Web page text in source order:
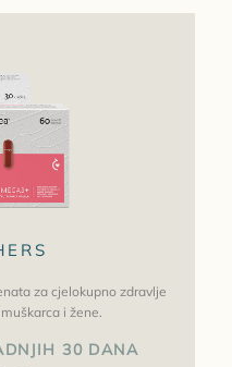
za cjelokupno zdravlje
i žene.
30 DANA